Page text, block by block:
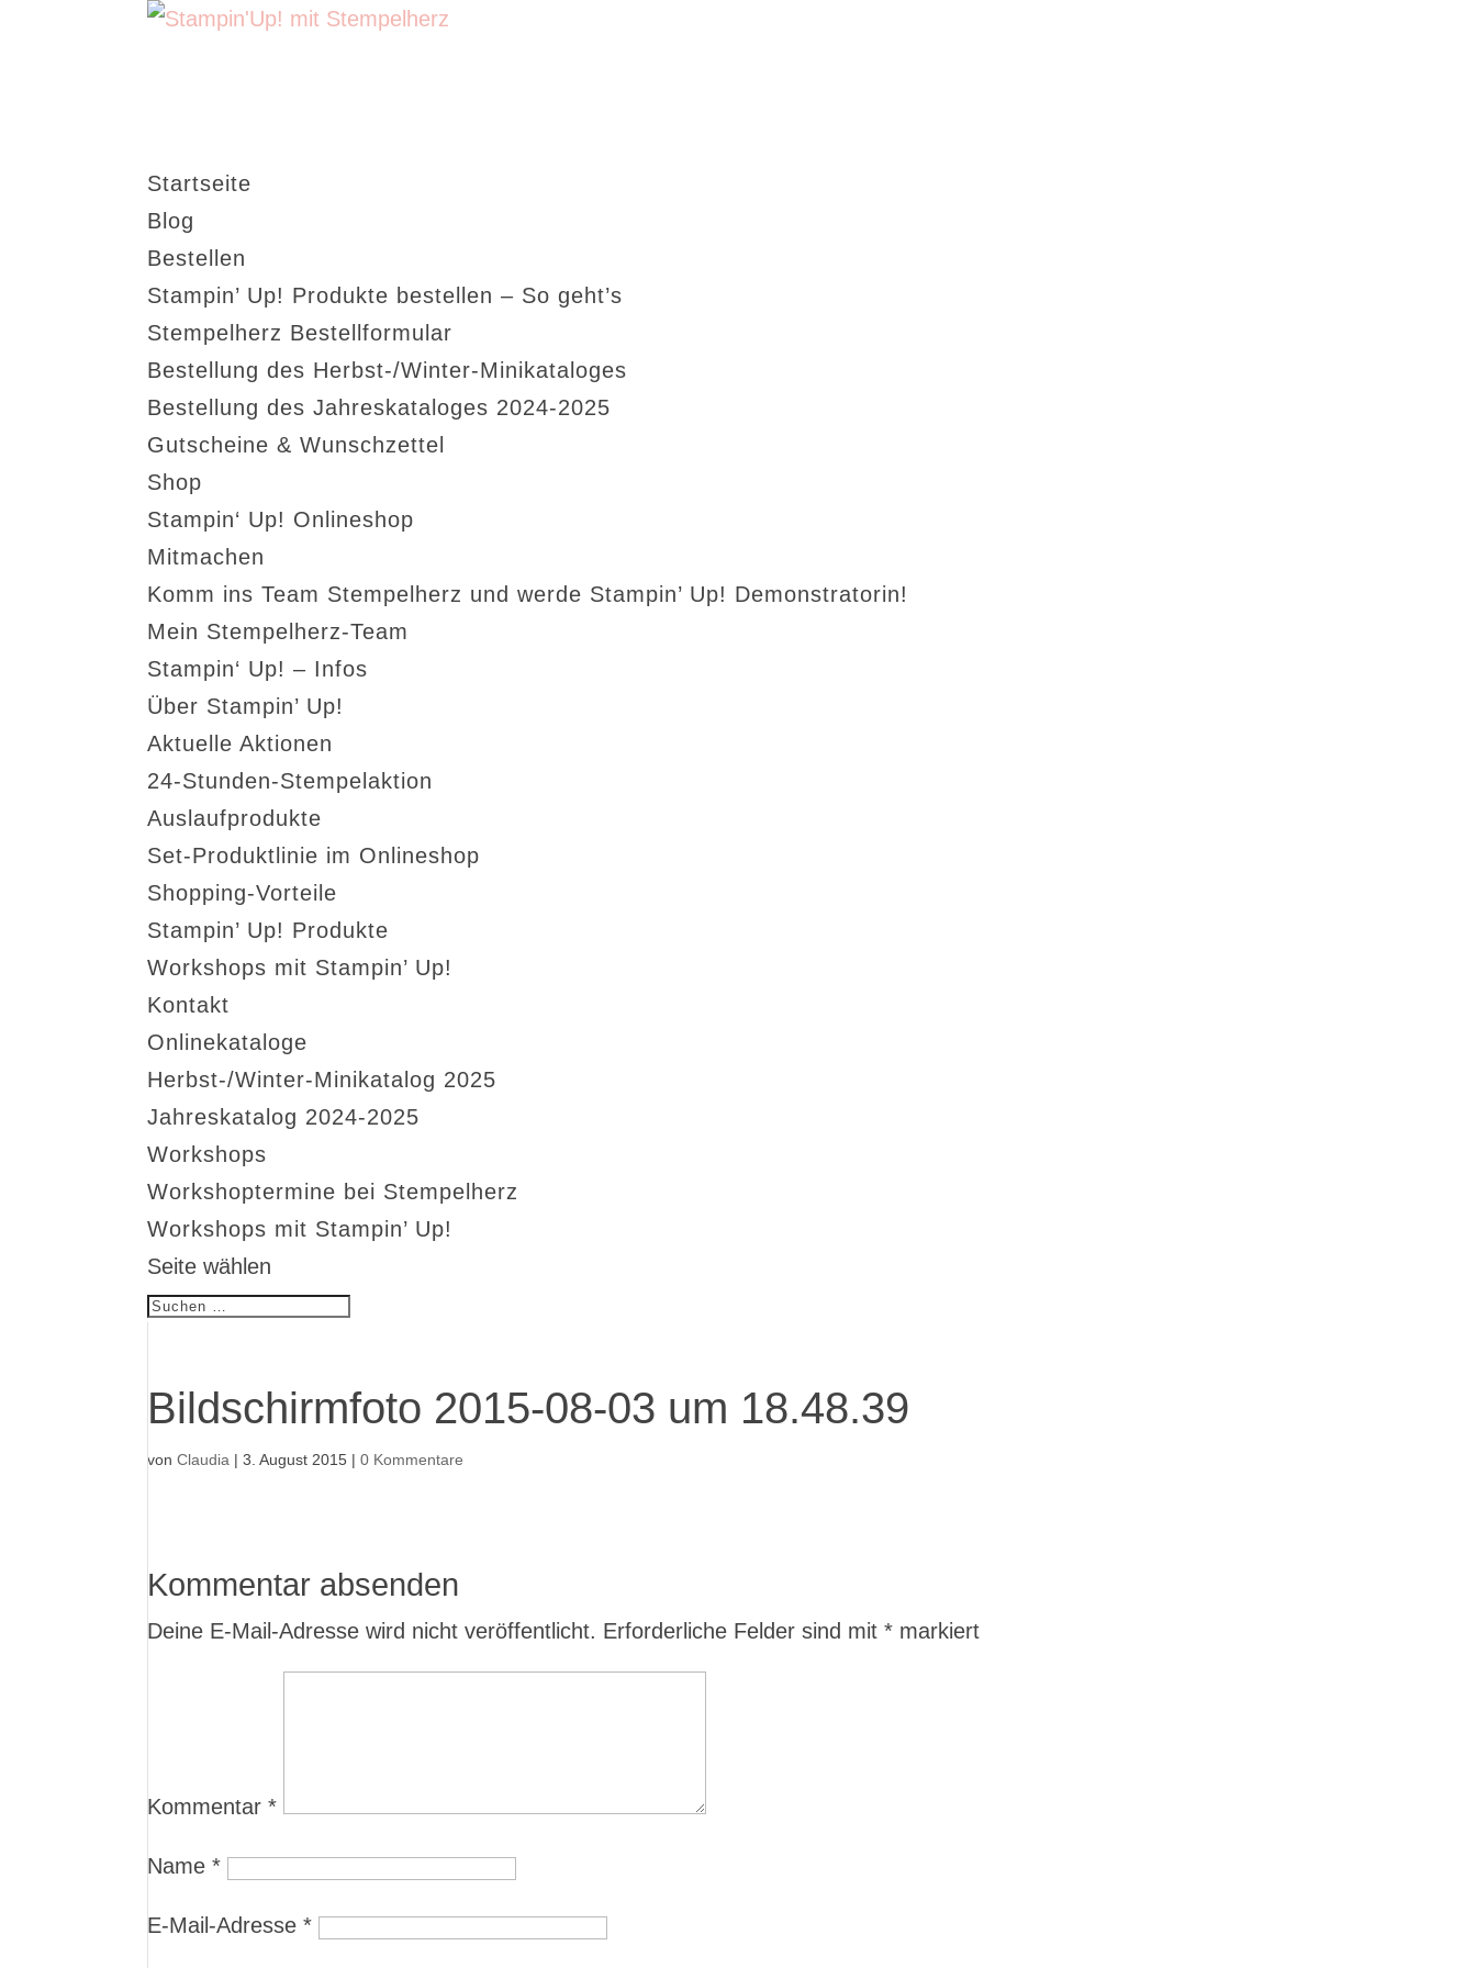
Startseite
Blog
Bestellen
Stampin’ Up! Produkte bestellen – So geht’s
Stempelherz Bestellformular
Bestellung des Herbst-/Winter-Minikataloges
Bestellung des Jahreskataloges 2024-2025
Gutscheine & Wunschzettel
Shop
Stampin‘ Up! Onlineshop
Mitmachen
Komm ins Team Stempelherz und werde Stampin’ Up! Demonstratorin!
Mein Stempelherz-Team
Stampin‘ Up! – Infos
Über Stampin’ Up!
Aktuelle Aktionen
24-Stunden-Stempelaktion
Auslaufprodukte
Set-Produktlinie im Onlineshop
Shopping-Vorteile
Stampin’ Up! Produkte
Workshops mit Stampin’ Up!
Kontakt
Onlinekataloge
Herbst-/Winter-Minikatalog 2025
Jahreskatalog 2024-2025
Workshops
Workshoptermine bei Stempelherz
Workshops mit Stampin’ Up!
Seite wählen
Bildschirmfoto 2015-08-03 um 18.48.39
vonClaudia |3. August 2015 |0 Kommentare
Kommentar absenden
Deine E-Mail-Adresse wird nicht veröffentlicht. Erforderliche Felder sind mit* markiert
Kommentar*
Name*
E-Mail-Adresse*